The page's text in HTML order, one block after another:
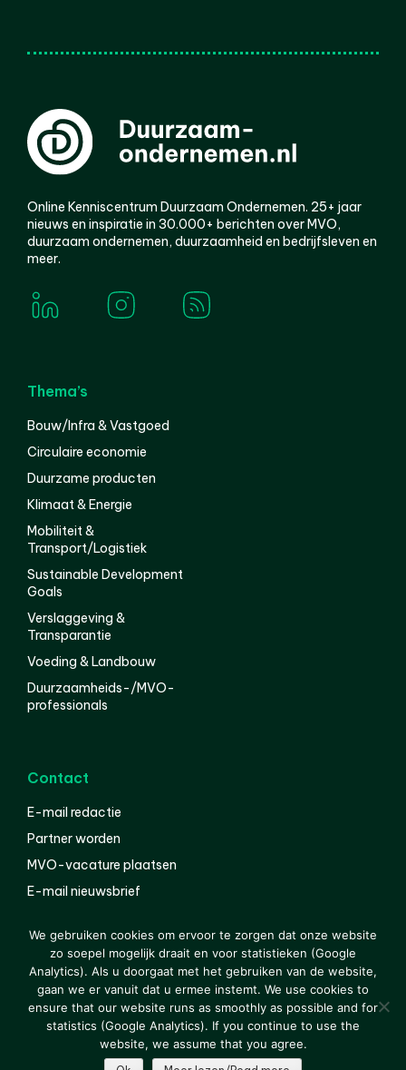
Online Kenniscentrum Duurzaam Ondernemen. 25+ jaar
nieuws en inspiratie in 30.000+ berichten over MVO,
duurzaam ondernemen, duurzaamheid en bedrijfsleven en
meer.
Thema’s
Bouw/Infra & Vastgoed
Circulaire economie
Duurzame producten
Klimaat & Energie
Mobiliteit &
Transport/Logistiek
Sustainable Development
Goals
Verslaggeving &
Transparantie
Voeding & Landbouw
Duurzaamheids-/MVO-
professionals
Contact
E-mail redactie
Partner worden
MVO-vacature plaatsen
E-mail nieuwsbrief
© 2000-2026 Van der Molen EIS Colofon
Disclaimer
Privacy
We gebruiken cookies om ervoor te zorgen dat onze website
zo soepel mogelijk draait en voor statistieken (Google
Analytics). Als u doorgaat met het gebruiken van de website,
gaan we er vanuit dat u ermee instemt. We use cookies to
ensure that our website runs as smoothly as possible and for
statistics (Google Analytics). If you continue to use the
website, we assume that you agree.